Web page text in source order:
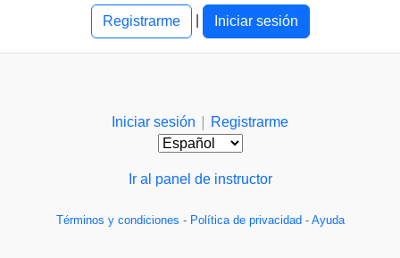
Registrarme Iniciar sesión
Iniciar sesión | Registrarme
Ir al panel de instructor
Términos y condiciones - Política de privacidad - Ayuda